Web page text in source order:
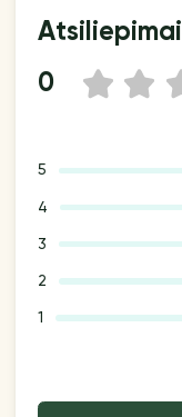
Atsiliepimai
0 3
2
1
5
4
3
2
1